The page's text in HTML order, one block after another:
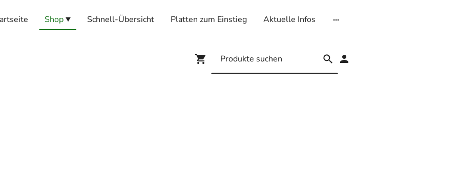
Shop Schnell-Übersicht Platten zum Einstieg Aktuelle Infos